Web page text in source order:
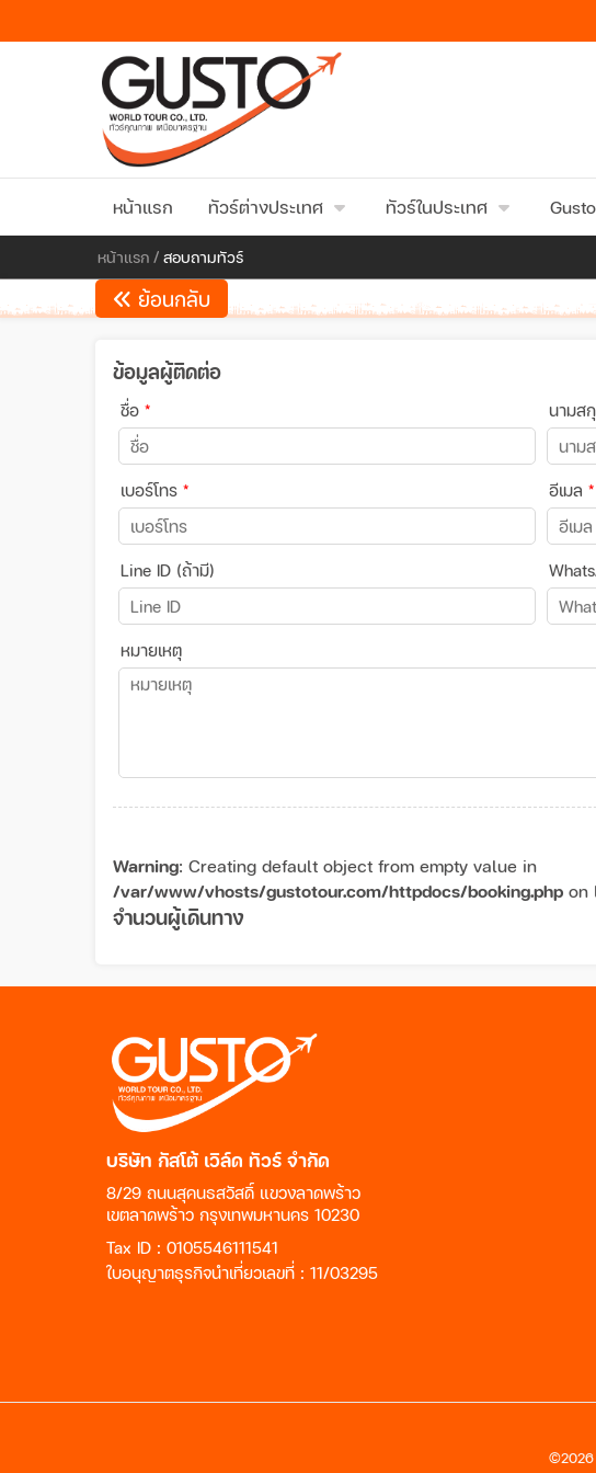
หน้าแรก ทัวร์ต่างประเทศ ทัวร์ในประเทศ
หน้าแรก / สอบถามทัวร์
ย้อนกลับ
ข้อมูลผู้ติดต่อ
ชื่อ * นามส
เบอร์โทร * อีเมล *
Line ID (ถ้ามี)
หมายเหตุ
Warning: Creating default object from empty value in
/var/www/vhosts/gustotour.com/httpdocs/booking.php on
จำนวนผู้เดินทาง
บริษัท กัสโต้ เวิล์ด ทัวร์ จำกัด
8/29 ถนนสุคนธสวัสดิ์ แขวงลาดพร้าว
เขตลาดพร้าว กรุงเทพมหานคร 10230
Tax ID : 0105546111541
ใบอนุญาตธุรกิจนำเที่ยวเลขที่ : 11/03295
©2026